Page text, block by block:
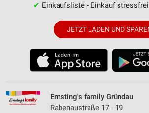
✔ Einkaufsliste - Einkauf
JETZT LADEN UND
Ernsting's family Gründau
Rabenaustraße 17 - 19